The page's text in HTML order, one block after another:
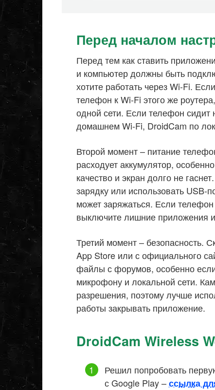
Перед началом
Перед тем как ставить
и компьютер должны быть
хотите работать через Wi-Fi.
телефон к Wi-Fi этого же
одной сети. Если телефон сидит
домашнем Wi-Fi, DroidCam по
Второй момент – питание
расходует аккумулятор,
качество и экран долго не
зарядку или использовать
может заряжаться. Если телефон
выключите лишние приложения
Третий момент – безопасность.
App Store или с официального
файлы с форумов, особенно
микрофону и локальной сети.
разрешения, поэтому лучше
работы закрывать приложение.
DroidCam Wireless
Решил попробовать
с Google Play –ссылка